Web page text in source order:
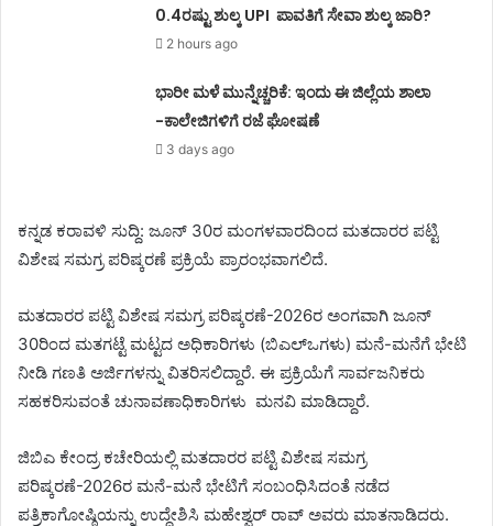
0.4ರಷ್ಟು ಶುಲ್ಕ UPI ಪಾವತಿಗೆ ಸೇವಾ ಶುಲ್ಕ ಜಾರಿ?
2 hours ago
ಭಾರೀ ಮಳೆ ಮುನ್ನೆಚ್ಚರಿಕೆ: ಇಂದು ಈ ಜಿಲ್ಲೆಯ ಶಾಲಾ
-ಕಾಲೇಜಿಗಳಿಗೆ ರಜೆ ಘೋಷಣೆ
3 days ago
ಕನ್ನಡ ಕರಾವಳಿ ಸುದ್ದಿ: ಜೂನ್ 30ರ ಮಂಗಳವಾರದಿಂದ ಮತದಾರರ ಪಟ್ಟಿ
ವಿಶೇಷ ಸಮಗ್ರ ಪರಿಷ್ಕರಣೆ ಪ್ರಕ್ರಿಯೆ ಪ್ರಾರಂಭವಾಗಲಿದೆ.
ಮತದಾರರ ಪಟ್ಟಿ ವಿಶೇಷ ಸಮಗ್ರ ಪರಿಷ್ಕರಣೆ-2026ರ ಅಂಗವಾಗಿ ಜೂನ್
30ರಿಂದ ಮತಗಟ್ಟೆ ಮಟ್ಟದ ಅಧಿಕಾರಿಗಳು (ಬಿಎಲ್‌ಒಗಳು) ಮನೆ-ಮನೆಗೆ ಭೇಟಿ
ನೀಡಿ ಗಣತಿ ಅರ್ಜಿಗಳನ್ನು ವಿತರಿಸಲಿದ್ದಾರೆ. ಈ ಪ್ರಕ್ರಿಯೆಗೆ ಸಾರ್ವಜನಿಕರು
ಸಹಕರಿಸುವಂತೆ ಚುನಾವಣಾಧಿಕಾರಿಗಳು ಮನವಿ ಮಾಡಿದ್ದಾರೆ.
ಜಿಬಿಎ ಕೇಂದ್ರ ಕಚೇರಿಯಲ್ಲಿ ಮತದಾರರ ಪಟ್ಟಿ ವಿಶೇಷ ಸಮಗ್ರ
ಪರಿಷ್ಕರಣೆ-2026ರ ಮನೆ-ಮನೆ ಭೇಟಿಗೆ ಸಂಬಂಧಿಸಿದಂತೆ ನಡೆದ
ಪತ್ರಿಕಾಗೋಷ್ಠಿಯನ್ನು ಉದ್ದೇಶಿಸಿ ಮಹೇಶ್ವರ್ ರಾವ್ ಅವರು ಮಾತನಾಡಿದರು.